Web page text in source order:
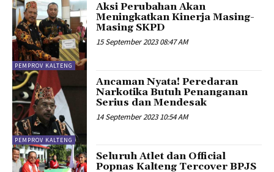
PEMPROV KALTENG
Aksi Perubahan Akan
Meningkatkan Kinerja Masing-
Masing SKPD
15 September 2023 08:47 AM
PEMPROV KALTENG
Ancaman Nyata! Peredaran
Narkotika Butuh Penanganan
Serius dan Mendesak
14 September 2023 10:54 AM
Seluruh Atlet dan Official
Popnas Kalteng Tercover BPJS